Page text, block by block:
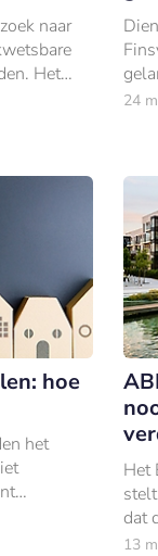
naar
Het
24
hoe
het
van
Het
dat
13